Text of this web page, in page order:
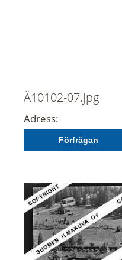
Ä10102-07.jpg
Adress:
Förfrågan